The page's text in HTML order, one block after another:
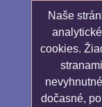
Naše
cookies.
dočasné,